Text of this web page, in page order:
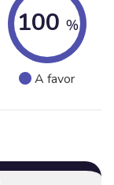
100 %
A favor